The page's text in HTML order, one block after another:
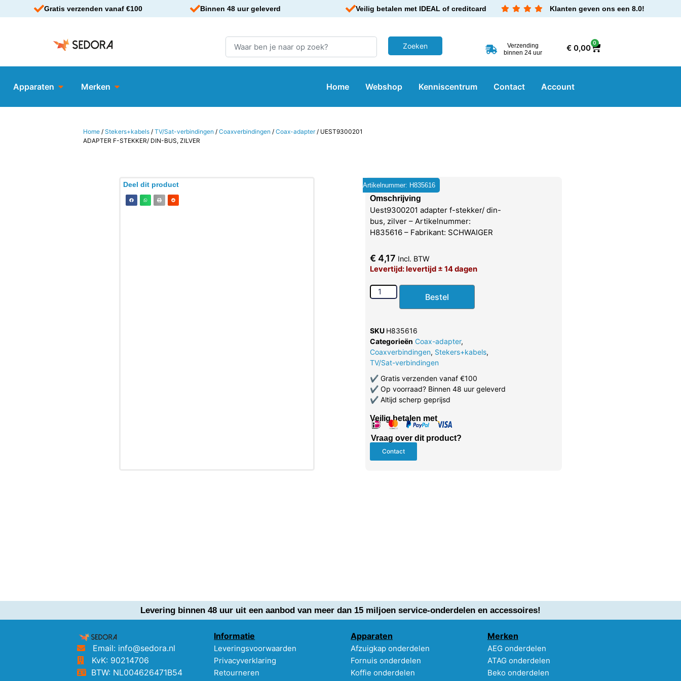
Gratis verzenden vanaf €100 Binnen 48 uur geleverd Veilig betalen met IDEAL of creditcard Klanten geven ons een 8.0!
Verzending
binnen 24 uur
€0,00
0
Apparaten Merken Home Webshop Kenniscentrum Contact Account
Home /Stekers+kabels /TV/Sat-verbindingen /Coaxverbindingen /Coax-adapter/ UEST9300201
ADAPTER F-STEKKER/ DIN-BUS, ZILVER
Deel dit product Artikelnummer: H835616
Omschrijving
Uest9300201 adapter f-stekker/ din-
bus, zilver – Artikelnummer:
H835616 – Fabrikant: SCHWAIGER
€ 4,17 Incl. BTW
Levertijd: levertijd ± 14 dagen
Bestel
SKU H835616
Categorieën Coax-adapter,
Coaxverbindingen, Stekers+kabels,
TV/Sat-verbindingen
✔Gratis verzenden vanaf €100
✔Op voorraad? Binnen 48 uur geleverd
✔Altijd scherp geprijsd
Veilig betalen met
Vraag over dit product?
Contact
Levering binnen 48 uur uit een aanbod van meer dan 15 miljoen service-onderdelen en accessoires!
Email: info@sedora.nl
KvK: 90214706
BTW: NL004626471B54
Informatie
Leveringsvoorwaarden
Privacyverklaring
Retourneren
Apparaten
Afzuigkap onderdelen
Fornuis onderdelen
Koffie onderdelen
Merken
AEG onderdelen
ATAG onderdelen
Beko onderdelen